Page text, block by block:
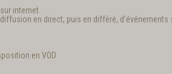
internet
en direct, puis en différé,
en VOD